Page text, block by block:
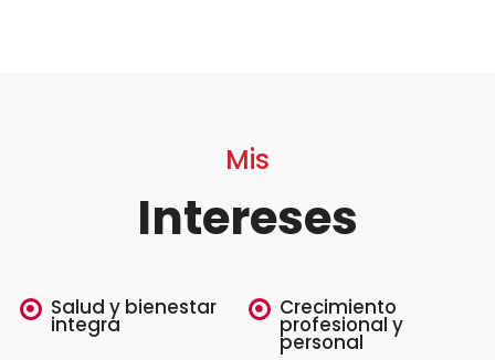
Mis
Intereses
Salud y bienestar
integra
Crecimiento
profesional y
personal